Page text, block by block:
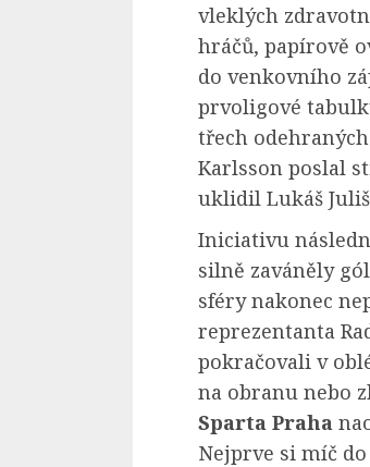
vleklých
hráčů, papírově
do venkovního
prvoligové
třech
Karlsson poslal
uklidil Lukáš
Iniciativu
silně zaváněly
sféry nakonec
reprezentanta
pokračovali v
na obranu nebo
Sparta Praha
Nejprve si míč